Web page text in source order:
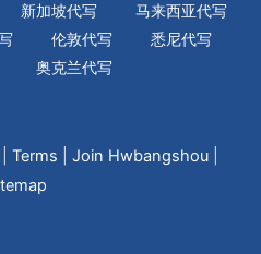
新加坡代写
马来西亚代写
伦敦代写
悉尼代写
奥克兰代写
Terms Join Hwbangshou